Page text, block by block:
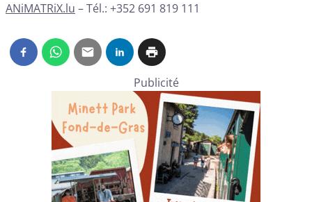
ANiMATRiX.lu – Tél.: +352 691 819 111
Publicité